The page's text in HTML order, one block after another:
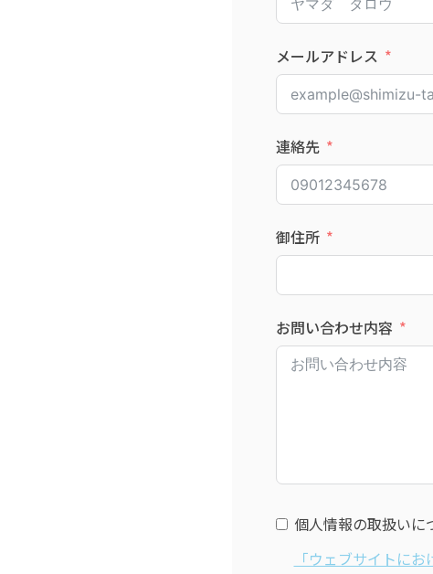
メールアドレス
連絡先
御住所
お問い合わせ内容
個人情報の取扱いに
「ウェブサイトに